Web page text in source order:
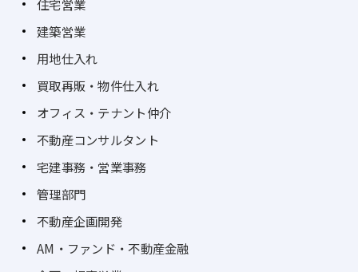
住宅営業
建築営業
用地仕入れ
買取再販・物件仕入れ
オフィス・テナント仲介
不動産コンサルタント
宅建事務・営業事務
管理部門
不動産企画開発
AM・ファンド・不動産金融